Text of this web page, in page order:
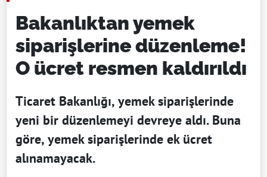
Bakanlıktan yemek
siparişlerine düzenleme!
O ücret resmen kaldırıldı
Ticaret Bakanlığı, yemek siparişlerinde
yeni bir düzenlemeyi devreye aldı. Buna
göre, yemek siparişlerinde ek ücret
alınamayacak.